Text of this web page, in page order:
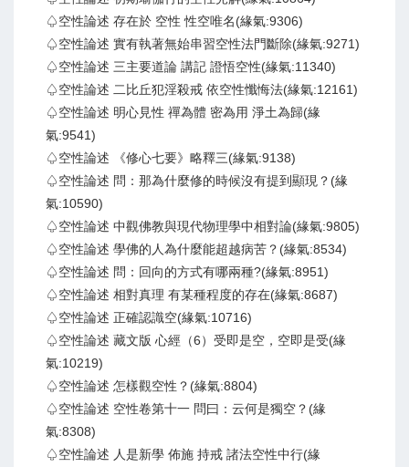
♤空性論述 存在於 空性 性空唯名(緣氣:9306)
♤空性論述 實有執著無始串習空性法門斷除(緣氣:9271)
♤空性論述 三主要道論 講記 證悟空性(緣氣:11340)
♤空性論述 二比丘犯淫殺戒 依空性懺悔法(緣氣:12161)
♤空性論述 明心見性 禪為體 密為用 淨土為歸(緣
氣:9541)
♤空性論述 《修心七要》略釋三(緣氣:9138)
♤空性論述 問：那為什麼修的時候沒有提到顯現？(緣
氣:10590)
♤空性論述 中觀佛教與現代物理學中相對論(緣氣:9805)
♤空性論述 學佛的人為什麼能超越病苦？(緣氣:8534)
♤空性論述 問：回向的方式有哪兩種?(緣氣:8951)
♤空性論述 相對真理 有某種程度的存在(緣氣:8687)
♤空性論述 正確認識空(緣氣:10716)
♤空性論述 藏文版 心經（6）受即是空，空即是受(緣
氣:10219)
♤空性論述 怎樣觀空性？(緣氣:8804)
♤空性論述 空性卷第十一 問曰：云何是獨空？(緣
氣:8308)
♤空性論述 人是新學 佈施 持戒 諸法空性中行(緣